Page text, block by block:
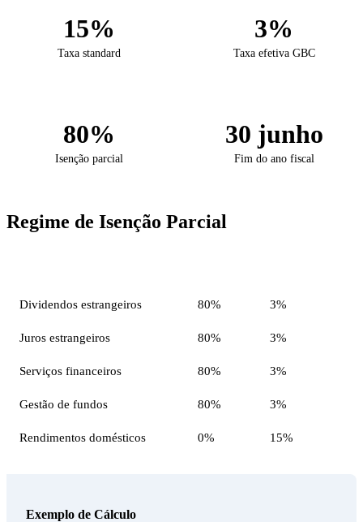
15%
Taxa standard
3%
Taxa efetiva GBC
80%
Isenção parcial
30 junho
Fim do ano fiscal
Regime de Isenção Parcial
Dividendos estrangeiros 80% 3%
Juros estrangeiros 80% 3%
Serviços financeiros 80% 3%
Gestão de fundos 80% 3%
Rendimentos domésticos 0% 15%
Exemplo de Cálculo